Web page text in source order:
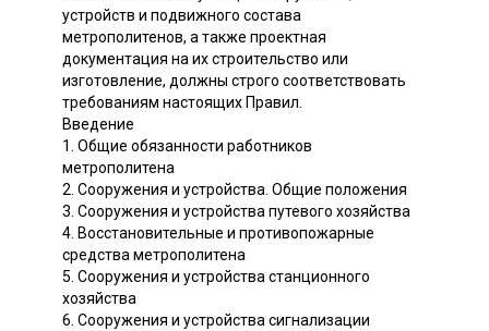
устройств и подвижного состава
метрополитенов, а также проектная
документация на их строительство или
изготовление, должны строго соответствовать
требованиям настоящих Правил.
Введение
1. Общие обязанности работников
метрополитена
2. Сооружения и устройства. Общие положения
3. Сооружения и устройства путевого хозяйства
4. Восстановительные и противопожарные
средства метрополитена
5. Сооружения и устройства станционного
хозяйства
6. Сооружения и устройства сигнализации